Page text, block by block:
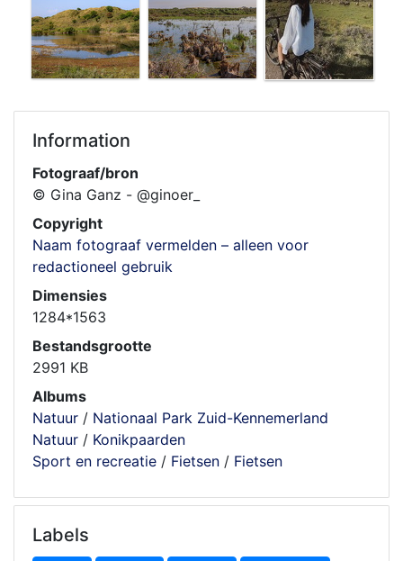
Information
Fotograaf/bron
© Gina Ganz - @ginoer_
Copyright
Naam fotograaf vermelden – alleen voor
redactioneel gebruik
Dimensies
1284*1563
Bestandsgrootte
2991 KB
Albums
Natuur / Nationaal Park Zuid-Kennemerland
Natuur / Konikpaarden
Sport en recreatie / Fietsen / Fietsen
Labels